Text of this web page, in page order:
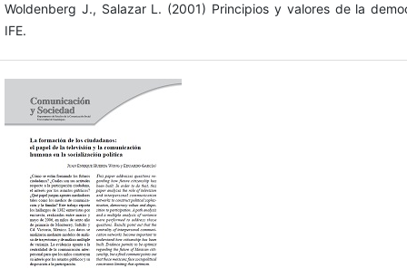
Woldenberg J., Salazar L. (2001) Principios y valores de la
IFE.